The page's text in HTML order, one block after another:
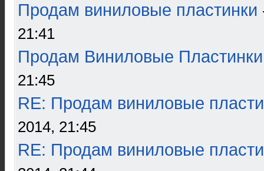
Продам виниловые пластинки
21:41
Продам Виниловые Пластинки
21:45
RE: Продам виниловые
2014, 21:45
RE: Продам виниловые